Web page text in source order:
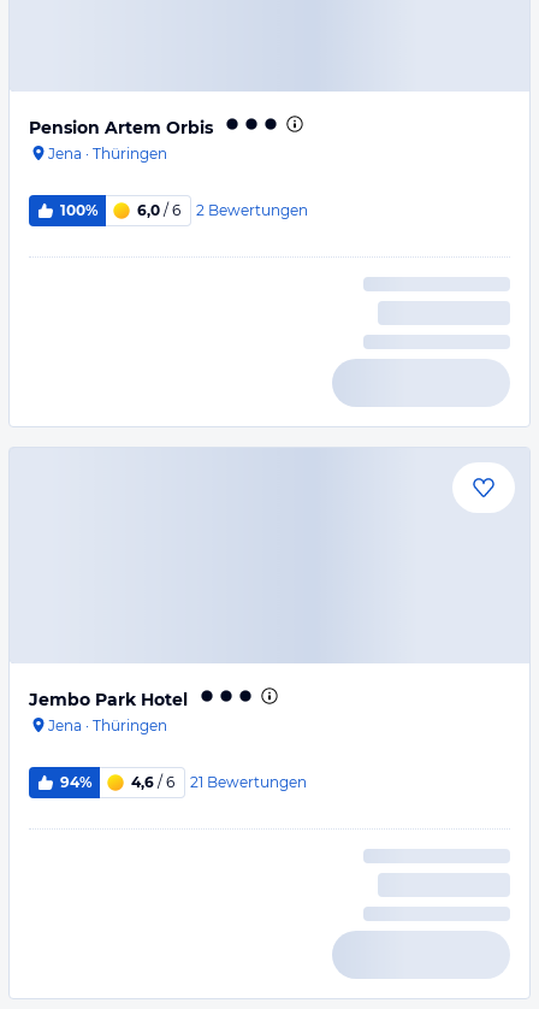
Pension Artem Orbis
Jena · Thüringen
100% 6,0 / 6 2 Bewertungen
Jembo Park Hotel
Jena · Thüringen
94% 4,6 / 6 21 Bewertungen